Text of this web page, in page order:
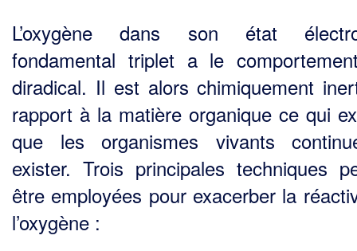
L’oxygène dans son état
fondamental triplet a le
diradical. Il est alors chi­miquement
rapport à la matière organique ce qui
que les organismes vivants
exister. Trois principales techniques
être employées pour exacerber la
l’oxygène :